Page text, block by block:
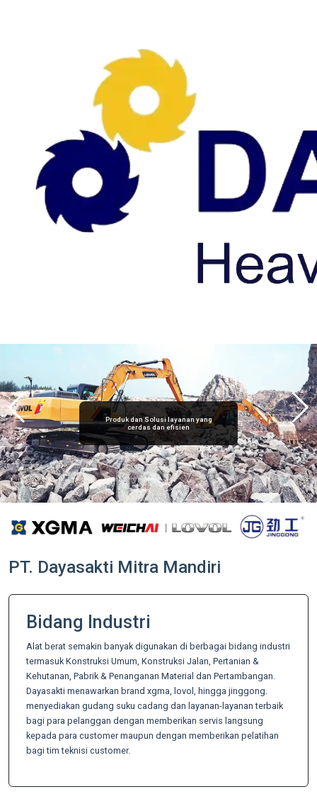
Produk dan Solusi layanan yang
cerdas dan efisien
PT. Dayasakti Mitra Mandiri
Bidang Industri
Alat berat semakin banyak digunakan di berbagai bidang industri
termasuk Konstruksi Umum, Konstruksi Jalan, Pertanian &
Kehutanan, Pabrik & Penanganan Material dan Pertambangan.
Dayasakti menawarkan brand xgma, lovol, hingga jinggong.
menyediakan gudang suku cadang dan layanan-layanan terbaik
bagi para pelanggan dengan memberikan servis langsung
kepada para customer maupun dengan memberikan pelatihan
bagi tim teknisi customer.